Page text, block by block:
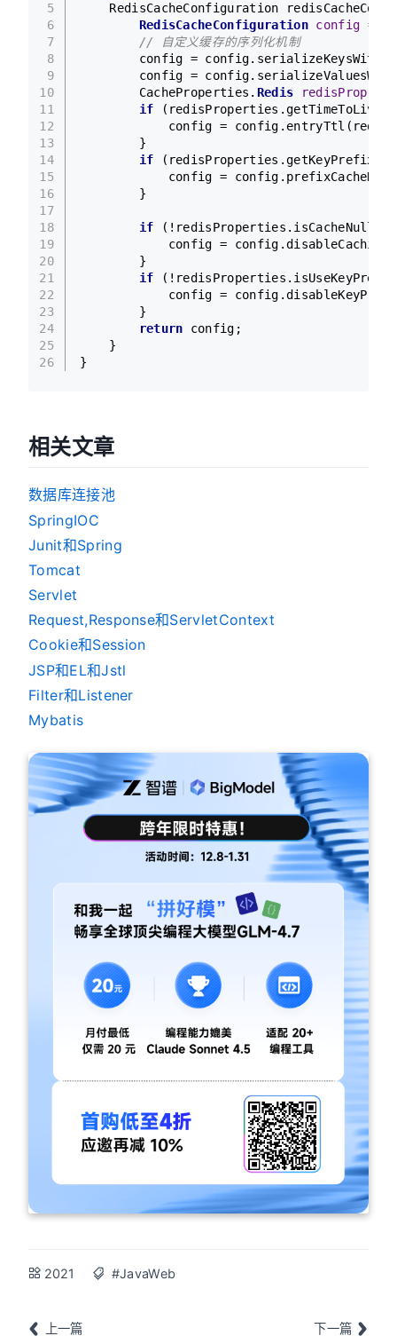
5
6
7
8
9
10
11
12
13
14
15
16
17
18
19
20
21
22
23
24
25
26
    RedisCacheConfiguration
RedisCacheConfiguration config =
// 自定义缓存的序列化机制
config =
config =
        CacheProperties.
Redis
if
config =
        }
if
config =
        }
if
config =
        }
if
config =
        }
return config;
    }
}
相关文章
数据库连接池
SpringIOC
Junit和Spring
Tomcat
Servlet
Request,Response和ServletContext
Cookie和Session
JSP和EL和Jstl
Filter和Listener
Mybatis
2021 #JavaWeb
上一篇 下一篇